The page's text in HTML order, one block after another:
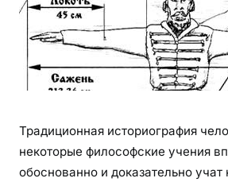
Традиционная историография
некоторые философские учения
обоснованно и доказательно учат